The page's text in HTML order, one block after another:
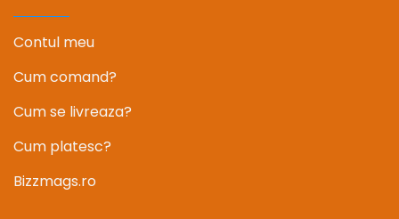
Contul meu
Cum comand?
Cum se livreaza?
Cum platesc?
Bizzmags.ro